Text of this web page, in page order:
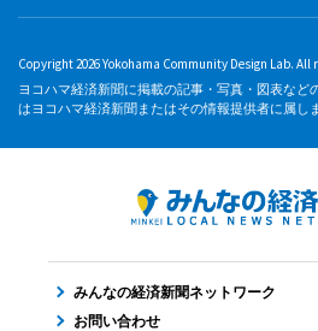
Copyright 2026 Yokohama Community Design Lab. All
ヨコハマ経済新聞に掲載の記事・写真・図表など
はヨコハマ経済新聞またはその情報提供者に属しま
みんなの経済新聞ネットワーク
お問い合わせ